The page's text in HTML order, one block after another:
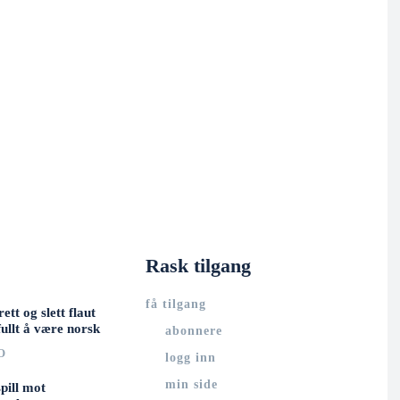
og slett flaut
å være norsk
mot
Rask tilgang
få tilgang
abonnere
logg inn
min side